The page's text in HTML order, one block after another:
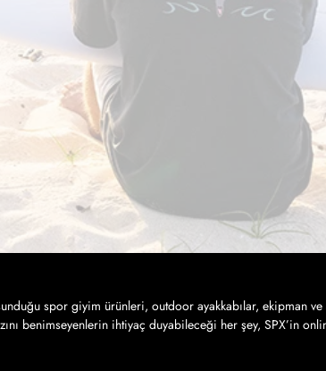
spor giyim ürünleri, outdoor ayakkabılar, ekipman
benimseyenlerin ihtiyaç duyabileceği her şey, SPX’in